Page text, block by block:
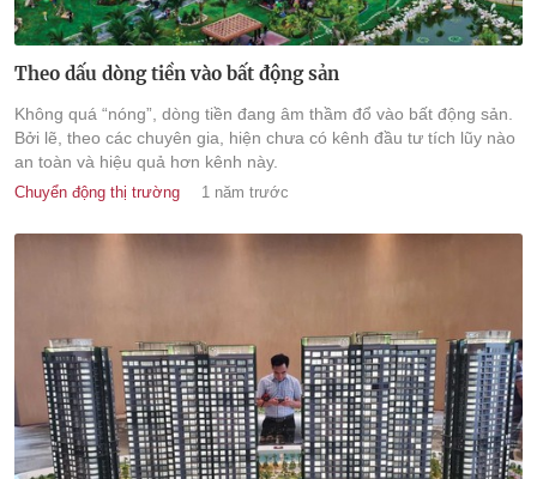
Theo dấu dòng tiền vào bất động sản
Không quá “nóng”, dòng tiền đang âm thầm đổ vào bất động sản.
Bởi lẽ, theo các chuyên gia, hiện chưa có kênh đầu tư tích lũy nào
an toàn và hiệu quả hơn kênh này.
Chuyển động thị trường 1 năm trước